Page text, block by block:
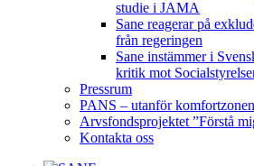
studie i JAMA
Sane reagerar på
från regeringen
Sane instämmer i
kritik mot
Pressrum
PANS – utanför komfortzonen
Arvsfondsprojektet ”Förstå
Kontakta oss